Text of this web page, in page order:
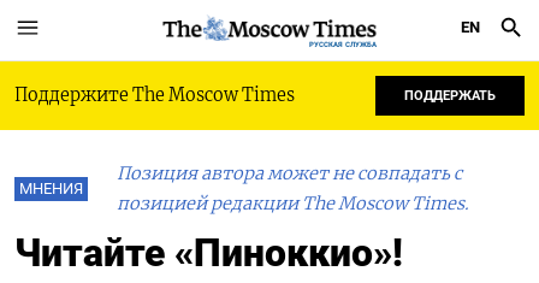
РУССКАЯ СЛУЖБА
EN
Поддержите The Moscow Times ПОДДЕРЖАТЬ
МНЕНИЯ
Позиция автора может не совпадать с
позицией редакции The Moscow Times.
Читайте «Пиноккио»!